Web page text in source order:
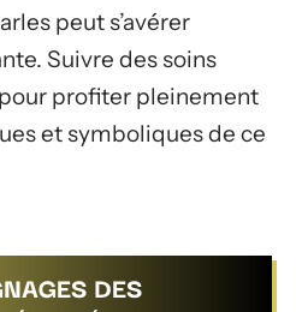
peut s’avérer
Suivre des soins
profiter pleinement
et symboliques de ce
DES